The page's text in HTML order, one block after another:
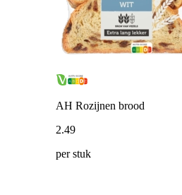
AH Rozijnen brood
2.49
per stuk